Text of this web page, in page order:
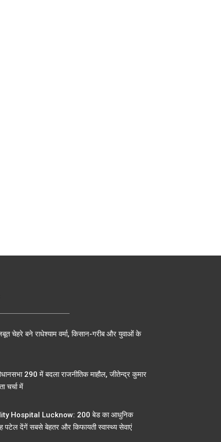
चेहरे बने राधेश्याम वर्मा, किसान-गरीब और युवाओं के
290 में बदला राजनीतिक माहौल, जीतेन्द्र कुमार
चर्चा में
Hospital Lucknow: 200 बेड का आधुनिक
देंगें सबसे बेहतर और किफायती स्वास्थ्य सेवाएं